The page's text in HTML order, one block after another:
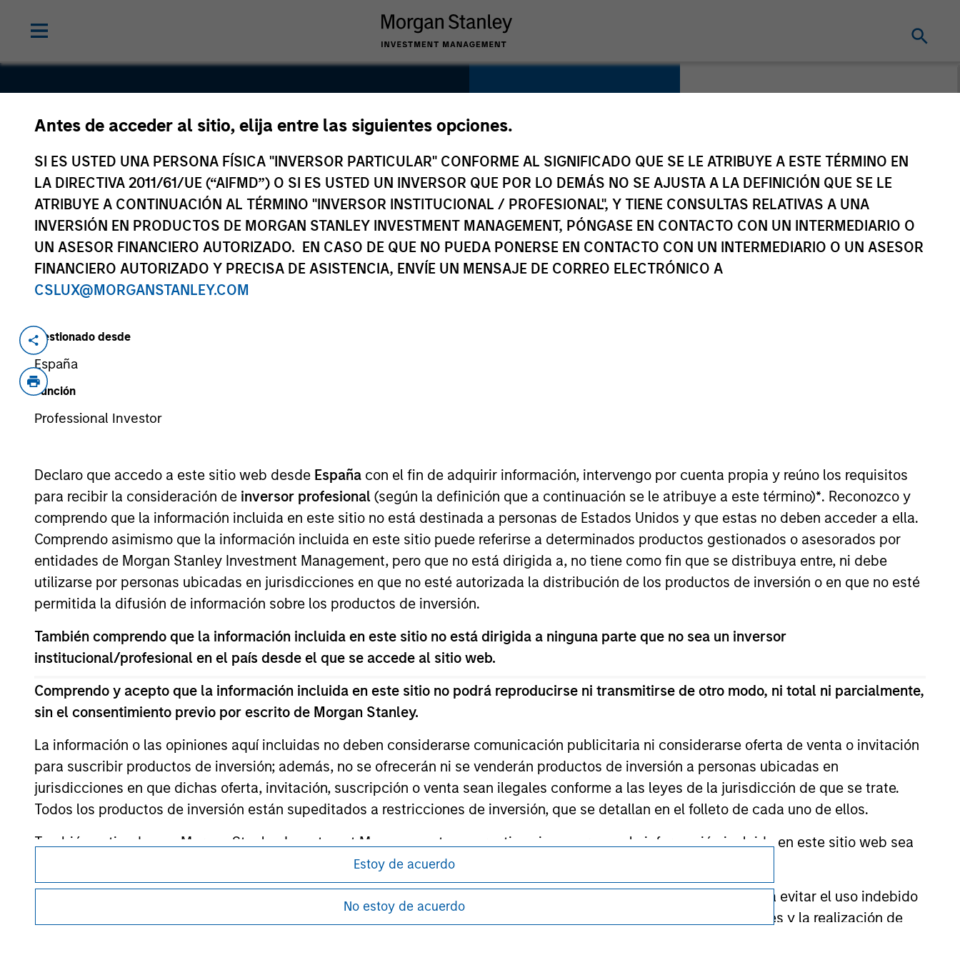
Antes de acceder al sitio, elija entre las siguientes opciones.
SI ES USTED UNA PERSONA FÍSICA "INVERSOR PARTICULAR" CONFORME AL SIGNIFICADO QUE SE LE ATRIBUYE A ESTE TÉRMINO EN
LA DIRECTIVA 2011/61/UE (“AIFMD”) O SI ES USTED UN INVERSOR QUE POR LO DEMÁS NO SE AJUSTA A LA DEFINICIÓN QUE SE LE
ATRIBUYE A CONTINUACIÓN AL TÉRMINO "INVERSOR INSTITUCIONAL / PROFESIONAL", Y TIENE CONSULTAS RELATIVAS A UNA
INVERSIÓN EN PRODUCTOS DE MORGAN STANLEY INVESTMENT MANAGEMENT, PÓNGASE EN CONTACTO CON UN INTERMEDIARIO O
UN ASESOR FINANCIERO AUTORIZADO. EN CASO DE QUE NO PUEDA PONERSE EN CONTACTO CON UN INTERMEDIARIO O UN ASESOR
FINANCIERO AUTORIZADO Y PRECISA DE ASISTENCIA, ENVÍE UN MENSAJE DE CORREO ELECTRÓNICO A
CSLUX@MORGANSTANLEY.COM
Gestionado desde
España
Función
Professional Investor
Declaro que accedo a este sitio web desde España con el fin de adquirir información, intervengo por cuenta propia y reúno los requisitos
para recibir la consideración de inversor profesional (según la definición que a continuación se le atribuye a este término)*. Reconozco y
comprendo que la información incluida en este sitio no está destinada a personas de Estados Unidos y que estas no deben acceder a ella.
Comprendo asimismo que la información incluida en este sitio puede referirse a determinados productos gestionados o asesorados por
entidades de Morgan Stanley Investment Management, pero que no está dirigida a, no tiene como fin que se distribuya entre, ni debe
utilizarse por personas ubicadas en jurisdicciones en que no esté autorizada la distribución de los productos de inversión o en que no esté
permitida la difusión de información sobre los productos de inversión.
También comprendo que la información incluida en este sitio no está dirigida a ninguna parte que no sea un inversor
institucional/profesional en el país desde el que se accede al sitio web.
Comprendo y acepto que la información incluida en este sitio no podrá reproducirse ni transmitirse de otro modo, ni total ni parcialmente,
sin el consentimiento previo por escrito de Morgan Stanley.
La información o las opiniones aquí incluidas no deben considerarse comunicación publicitaria ni considerarse oferta de venta o invitación
para suscribir productos de inversión; además, no se ofrecerán ni se venderán productos de inversión a personas ubicadas en
jurisdicciones en que dichas oferta, invitación, suscripción o venta sean ilegales conforme a las leyes de la jurisdicción de que se trate.
Todos los productos de inversión están supeditados a restricciones de inversión, que se detallan en el folleto de cada uno de ellos.
También entiendo que Morgan Stanley Investment Management no garantiza ni asegura que la información incluida en este sitio web sea
exacta, completa o adecuada para un fin en particular.
Morgan Stanley Investment Management Limited impone obligaciones a los profesionales del sector financiero para evitar el uso indebido
de fondos de inversión para el blanqueo de capitales, incluidos procedimientos para la identificación de suscriptores y la realización de
Estoy de acuerdo
No estoy de acuerdo
Five Star
Business
Finance
Financial Services
India
As of July 25, 2025. The above is provided for informational and educational purposes only. There is no guarantee that the investment mentioned
resulted in positive performance (for realized holdings), or will perform well in the future (for current holdings). The trademarks and service marks
above are the property of their respective owners. The information on this website has not been authorized, sponsored, or otherwise approved by
such owners. By clicking on any links shown here, you agree that you are navigating to a third party site. We are providing these hyperlinks to you
only as a convenience and the inclusion of any hyperlink is not and does not imply any endorsement, approval, investigation, verification or
monitoring by us of any information contained in any hyperlinked site. In no event shall we be responsible for the information contained on the site
or your use of such site.
Morgan Stanley Careers
Esta es una comunicación con fines comerciales.
Es importante que los usuarios lean las Condiciones de uso antes de proceder, ya que explican ciertas
restricciones legales y reglamentarias aplicables a la difusión de la información relativa a los productos
Privacidad